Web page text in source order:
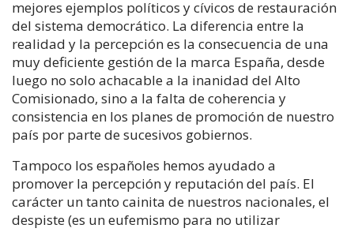
mejores ejemplos políticos y cívicos de restauración
del sistema democrático. La diferencia entre la
realidad y la percepción es la consecuencia de una
muy deficiente gestión de la marca España, desde
luego no solo achacable a la inanidad del Alto
Comisionado, sino a la falta de coherencia y
consistencia en los planes de promoción de nuestro
país por parte de sucesivos gobiernos.
Tampoco los españoles hemos ayudado a
promover la percepción y reputación del país. El
carácter un tanto cainita de nuestros nacionales, el
despiste (es un eufemismo para no utilizar